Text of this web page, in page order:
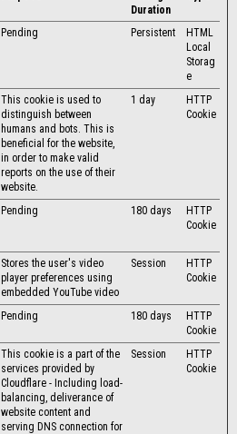
Duration
Pending Persistent
HTML
Local
Storag
e
This cookie is used to
distinguish between
humans and bots. This is
beneficial for the website,
in order to make valid
reports on the use of their
website.
1 day
HTTP
Cookie
Pending 180 days
HTTP
Cookie
Stores the user's video
player preferences using
embedded YouTube video
Session
HTTP
Cookie
Pending 180 days
HTTP
Cookie
This cookie is a part of the
services provided by
Cloudflare - Including load-
balancing, deliverance of
website content and
serving DNS connection for
Session
HTTP
Cookie